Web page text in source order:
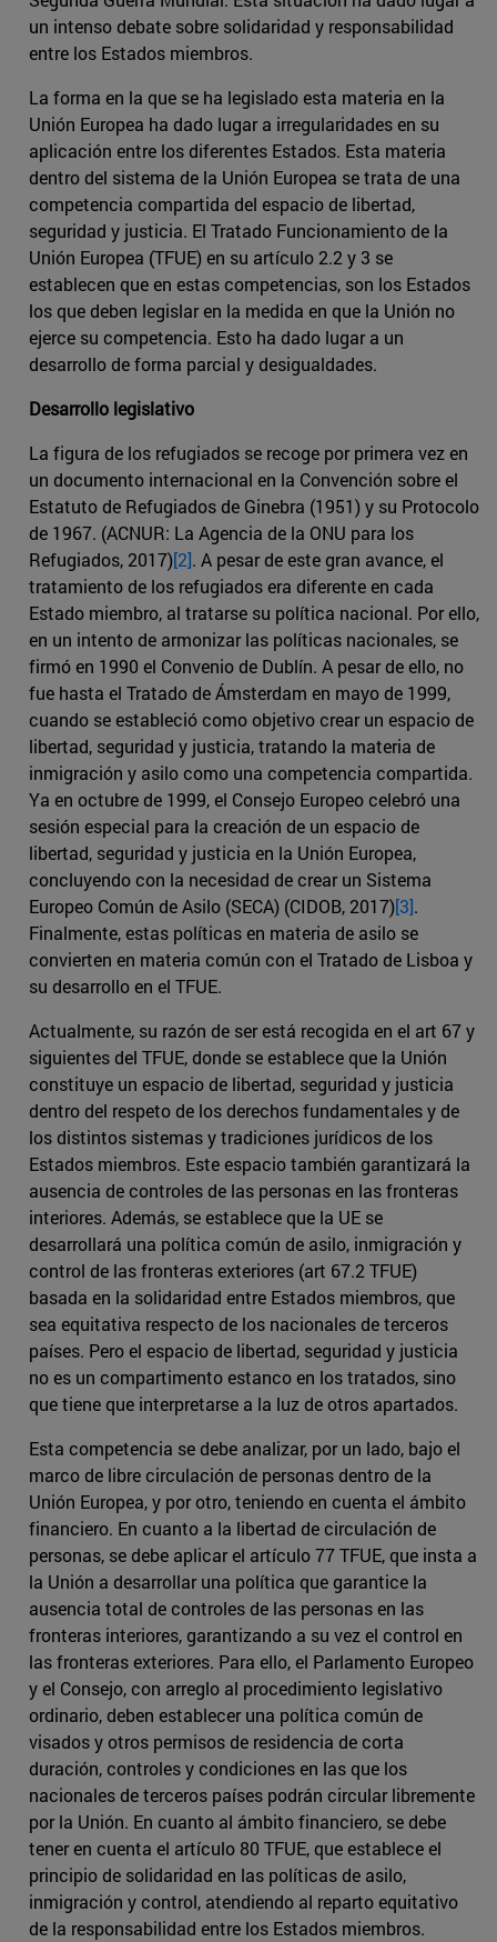
un intenso debate sobre solidaridad y responsabilidad
entre los Estados miembros.
La forma en la que se ha legislado esta materia en la
Unión Europea ha dado lugar a irregularidades en su
aplicación entre los diferentes Estados. Esta materia
dentro del sistema de la Unión Europea se trata de una
competencia compartida del espacio de libertad,
seguridad y justicia. El Tratado Funcionamiento de la
Unión Europea (TFUE) en su artículo 2.2 y 3 se
establecen que en estas competencias, son los Estados
los que deben legislar en la medida en que la Unión no
ejerce su competencia. Esto ha dado lugar a un
desarrollo de forma parcial y desigualdades.
Desarrollo legislativo
La figura de los refugiados se recoge por primera vez en
un documento internacional en la Convención sobre el
Estatuto de Refugiados de Ginebra (1951) y su Protocolo
de 1967. (ACNUR: La Agencia de la ONU para los
Refugiados, 2017)[2]. A pesar de este gran avance, el
tratamiento de los refugiados era diferente en cada
Estado miembro, al tratarse su política nacional. Por ello,
en un intento de armonizar las políticas nacionales, se
firmó en 1990 el Convenio de Dublín. A pesar de ello, no
fue hasta el Tratado de Ámsterdam en mayo de 1999,
cuando se estableció como objetivo crear un espacio de
libertad, seguridad y justicia, tratando la materia de
inmigración y asilo como una competencia compartida.
Ya en octubre de 1999, el Consejo Europeo celebró una
sesión especial para la creación de un espacio de
libertad, seguridad y justicia en la Unión Europea,
concluyendo con la necesidad de crear un Sistema
Europeo Común de Asilo (SECA) (CIDOB, 2017)[3].
Finalmente, estas políticas en materia de asilo se
convierten en materia común con el Tratado de Lisboa y
su desarrollo en el TFUE.
Actualmente, su razón de ser está recogida en el art 67 y
siguientes del TFUE, donde se establece que la Unión
constituye un espacio de libertad, seguridad y justicia
dentro del respeto de los derechos fundamentales y de
los distintos sistemas y tradiciones jurídicos de los
Estados miembros. Este espacio también garantizará la
ausencia de controles de las personas en las fronteras
interiores. Además, se establece que la UE se
desarrollará una política común de asilo, inmigración y
control de las fronteras exteriores (art 67.2 TFUE)
basada en la solidaridad entre Estados miembros, que
sea equitativa respecto de los nacionales de terceros
países. Pero el espacio de libertad, seguridad y justicia
no es un compartimento estanco en los tratados, sino
que tiene que interpretarse a la luz de otros apartados.
Esta competencia se debe analizar, por un lado, bajo el
marco de libre circulación de personas dentro de la
Unión Europea, y por otro, teniendo en cuenta el ámbito
financiero. En cuanto a la libertad de circulación de
personas, se debe aplicar el artículo 77 TFUE, que insta a
la Unión a desarrollar una política que garantice la
ausencia total de controles de las personas en las
fronteras interiores, garantizando a su vez el control en
las fronteras exteriores. Para ello, el Parlamento Europeo
y el Consejo, con arreglo al procedimiento legislativo
ordinario, deben establecer una política común de
visados y otros permisos de residencia de corta
duración, controles y condiciones en las que los
nacionales de terceros países podrán circular libremente
por la Unión. En cuanto al ámbito financiero, se debe
tener en cuenta el artículo 80 TFUE, que establece el
principio de solidaridad en las políticas de asilo,
inmigración y control, atendiendo al reparto equitativo
de la responsabilidad entre los Estados miembros.